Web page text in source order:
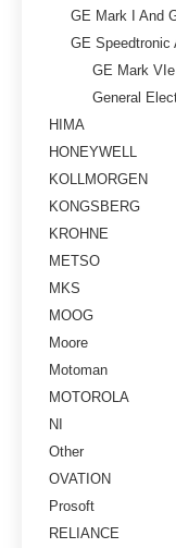
GE Mark I And
GE
GE Mark VIe
General
HIMA
HONEYWELL
KOLLMORGEN
KONGSBERG
KROHNE
METSO
MKS
MOOG
Moore
Motoman
MOTOROLA
NI
Other
OVATION
Prosoft
RELIANCE